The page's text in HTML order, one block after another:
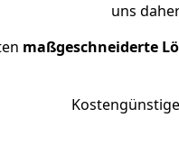
uns
maßgeschneiderte